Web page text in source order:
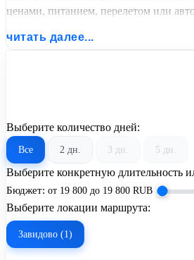
ценами, питанием, перелетом или
читать далее...
Выберите количество дней:
Все 2 дн. 3 дн. 5 дн.
Выберите конкретную длительность
Бюджет: от 19 800 до 19 800 RUB
Выберите локации маршрута:
Завидово (1)